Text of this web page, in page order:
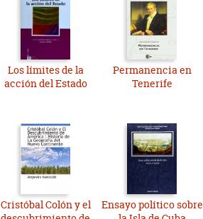
Los límites de la
acción del Estado
Permanencia en
Tenerife
Cristóbal Colón y el
Ensayo político sobre